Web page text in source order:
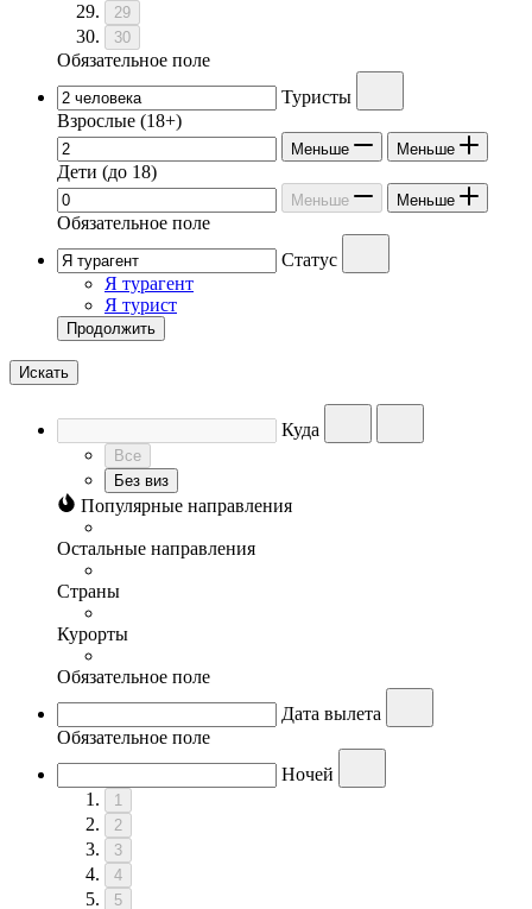
29
30
Обязательное поле
Туристы
Взрослые (18+)
Меньше Меньше
Дети (до 18)
Меньше Меньше
Обязательное поле
Статус
Я турагент
Я турист
Продолжить
Искать
Куда
Все
Без виз
Популярные направления
Остальные направления
Страны
Курорты
Обязательное поле
Дата вылета
Обязательное поле
Ночей
1
2
3
4
5